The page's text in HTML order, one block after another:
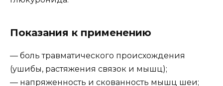
Показания к применению
— боль травматического происхождения
(ушибы, растяжения связок и мышц);
— напряженность и скованность мышц шеи;